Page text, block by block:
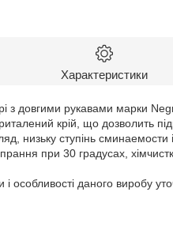
Характеристики
з довгими рукавами марки
крій, що дозволить
низьку ступінь сминаемости
при 30 градусах,
і особливості даного виробу